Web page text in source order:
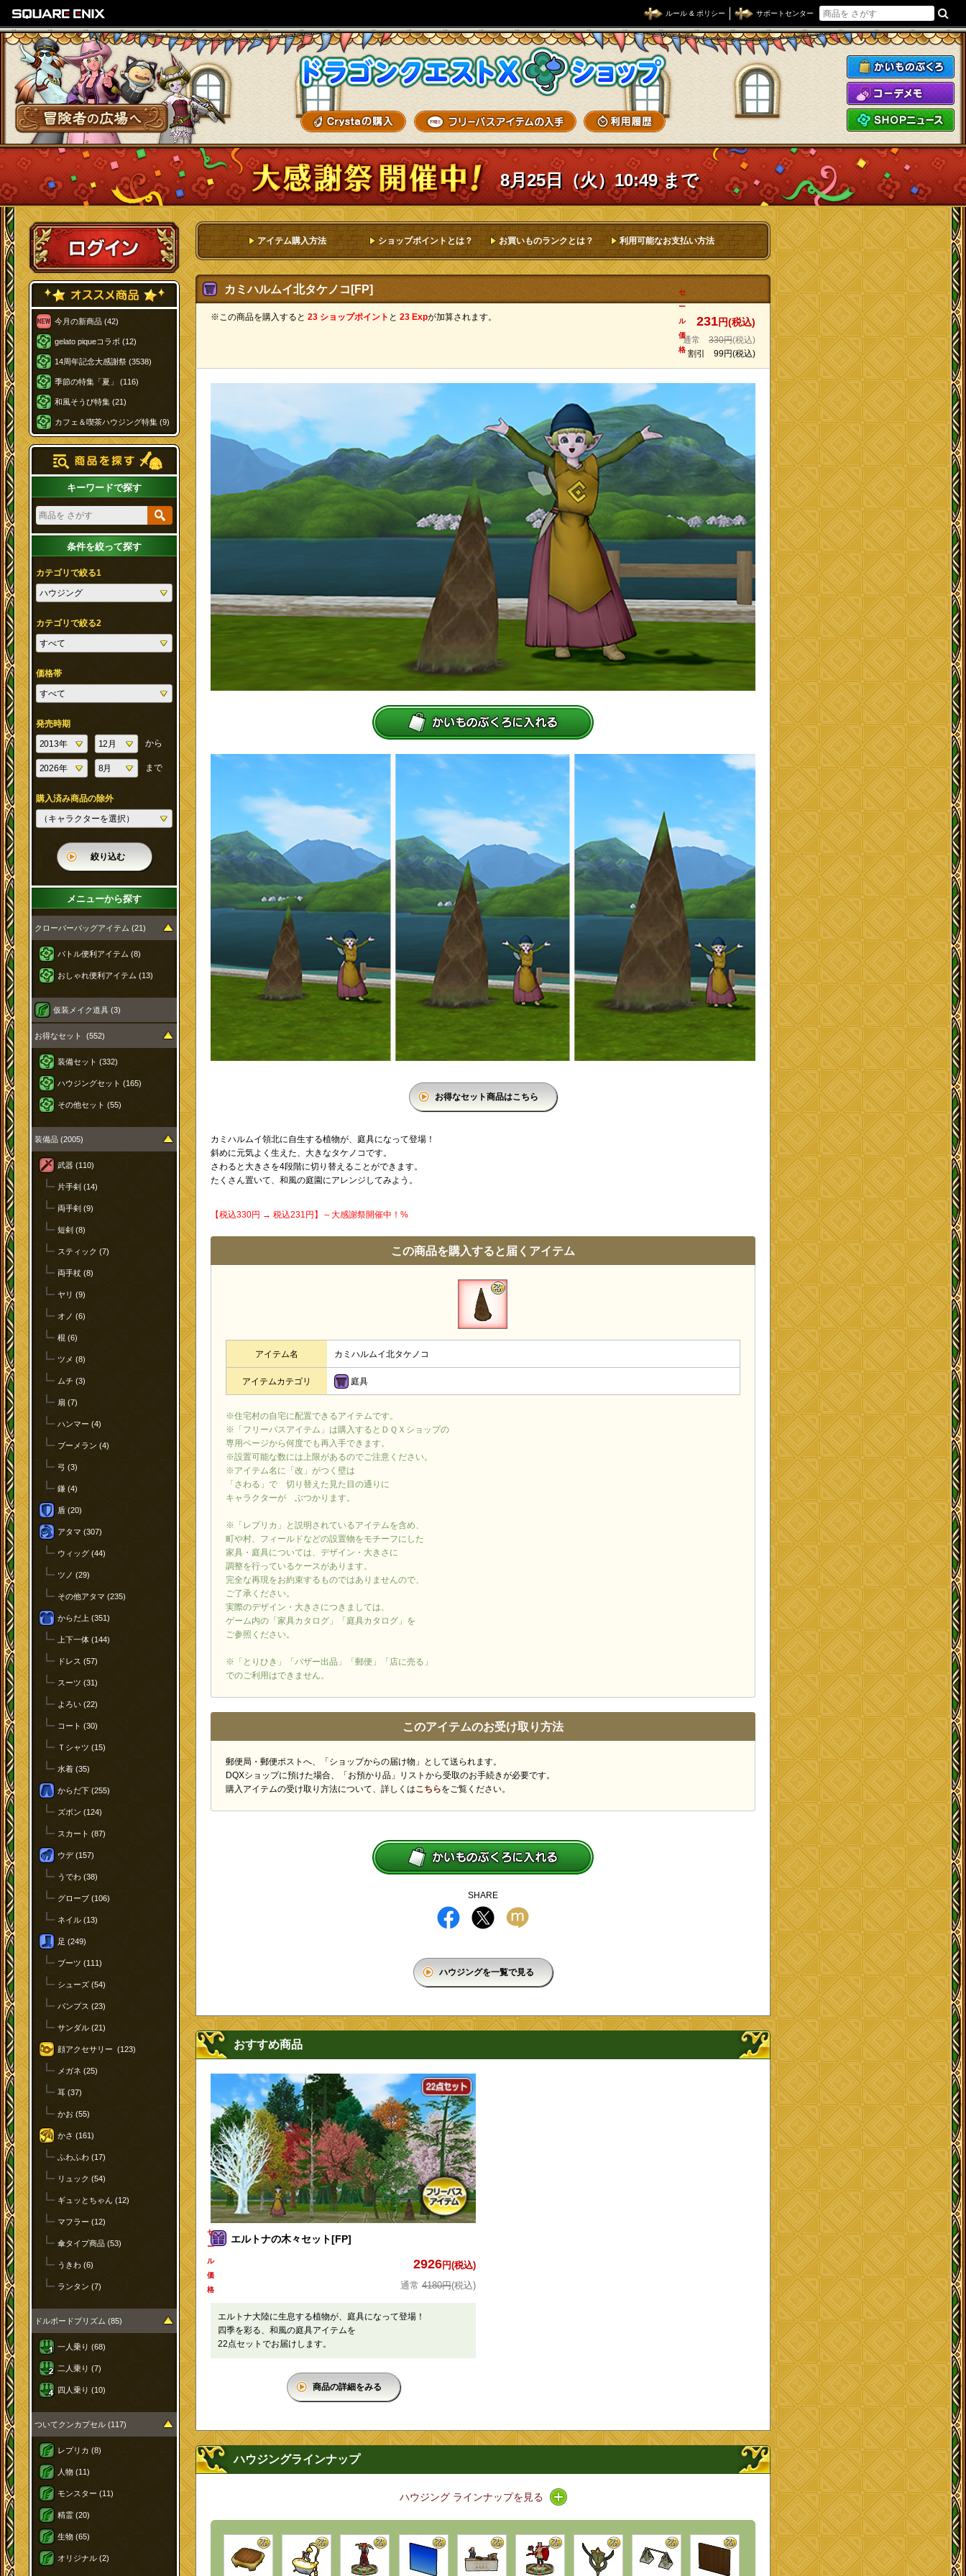
ルール & ポリシー サポートセンター
冒険者の広場へ
ドラゴンクエストXショップ
8月25日（火）10:49 まで
ログイン
今月の新商品 (42)
gelato piqueコラボ (12)
14周年記念大感謝祭 (3538)
季節の特集「夏」 (116)
和風そうび特集 (21)
カフェ＆喫茶ハウジング特集 (9)
キーワードで探す
条件を絞って探す
カテゴリで絞る1
カテゴリで絞る2
価格帯
発売時期
から
まで
購入済み商品の除外
絞り込む
メニューから探す
クローバーバッグアイテム (21)
バトル便利アイテム (8)
おしゃれ便利アイテム (13)
仮装メイク道具 (3)
お得なセット (552)
装備セット (332)
ハウジングセット (165)
その他セット (55)
装備品 (2005)
武器 (110)
片手剣 (14)
両手剣 (9)
短剣 (8)
スティック (7)
両手杖 (8)
ヤリ (9)
オノ (6)
棍 (6)
ツメ (8)
ムチ (3)
扇 (7)
ハンマー (4)
ブーメラン (4)
弓 (3)
鎌 (4)
盾 (20)
アタマ (307)
ウィッグ (44)
ツノ (29)
その他アタマ (235)
からだ上 (351)
上下一体 (144)
ドレス (57)
スーツ (31)
よろい (22)
コート (30)
Ｔシャツ (15)
水着 (35)
からだ下 (255)
ズボン (124)
スカート (87)
ウデ (157)
うでわ (38)
グローブ (106)
ネイル (13)
足 (249)
ブーツ (111)
シューズ (54)
パンプス (23)
サンダル (21)
顔アクセサリー (123)
メガネ (25)
耳 (37)
かお (55)
かさ (161)
ふわふわ (17)
リュック (54)
ギュッとちゃん (12)
マフラー (12)
傘タイプ商品 (53)
うきわ (6)
ランタン (7)
ドルボードプリズム (85)
一人乗り (68)
二人乗り (7)
四人乗り (10)
ついてクンカプセル (117)
レプリカ (8)
人物 (11)
モンスター (11)
精霊 (20)
生物 (65)
オリジナル (2)
アイテム購入方法 ショップポイントとは？ お買いものランクとは？ 利用可能なお支払い方法
カミハルムイ北タケノコ[FP]
※この商品を購入すると 23 ショップポイント と 23 Expが加算されます。
セ
ー
ル
価
格
231円(税込)
通常 330円(税込)
割引 99円(税込)
お得なセット商品はこちら
カミハルムイ領北に自生する植物が、庭具になって登場！
斜めに元気よく生えた、大きなタケノコです。
さわると大きさを4段階に切り替えることができます。
たくさん置いて、和風の庭園にアレンジしてみよう。
【税込330円 → 税込231円】～大感謝祭開催中！%
この商品を購入すると届くアイテム
アイテム名 カミハルムイ北タケノコ
アイテムカテゴリ 庭具
※住宅村の自宅に配置できるアイテムです。
※「フリーパスアイテム」は購入するとＤＱＸショップの
専用ページから何度でも再入手できます。
※設置可能な数には上限があるのでご注意ください。
※アイテム名に「改」がつく壁は
「さわる」で 切り替えた見た目の通りに
キャラクターが ぶつかります。
※「レプリカ」と説明されているアイテムを含め、
町や村、フィールドなどの設置物をモチーフにした
家具・庭具については、デザイン・大きさに
調整を行っているケースがあります。
完全な再現をお約束するものではありませんので、
ご了承ください。
実際のデザイン・大きさにつきましては、
ゲーム内の「家具カタログ」「庭具カタログ」を
ご参照ください。
※「とりひき」「バザー出品」「郵便」「店に売る」
でのご利用はできません。
このアイテムのお受け取り方法
郵便局・郵便ポストへ、「ショップからの届け物」として送られます。
DQXショップに預けた場合、「お預かり品」リストから受取のお手続きが必要です。
購入アイテムの受け取り方法について、詳しくはこちらをご覧ください。
SHARE
ハウジングを一覧で見る
おすすめ商品
エルトナの木々セット[FP]
セ
ー
ル
価
格
2926円(税込)
4180円(税込)
エルトナ大陸に生息する植物が、庭具になって登場！
四季を彩る、和風の庭具アイテムを
22点セットでお届けします。
商品の詳細をみる
ハウジングラインナップ
ハウジング ラインナップを見る アイコン / ラインナップを開く、閉じる